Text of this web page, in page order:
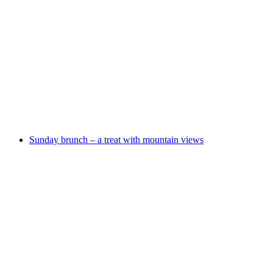
Sunday brunch – a treat with mountain views